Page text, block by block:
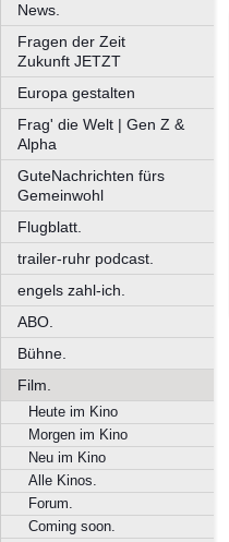
News.
Fragen der Zeit
Zukunft JETZT
Europa gestalten
Frag' die Welt | Gen Z &
Alpha
GuteNachrichten fürs
Gemeinwohl
Flugblatt.
trailer-ruhr podcast.
engels zahl-ich.
ABO.
Bühne.
Film.
Heute im Kino
Morgen im Kino
Neu im Kino
Alle Kinos.
Forum.
Coming soon.